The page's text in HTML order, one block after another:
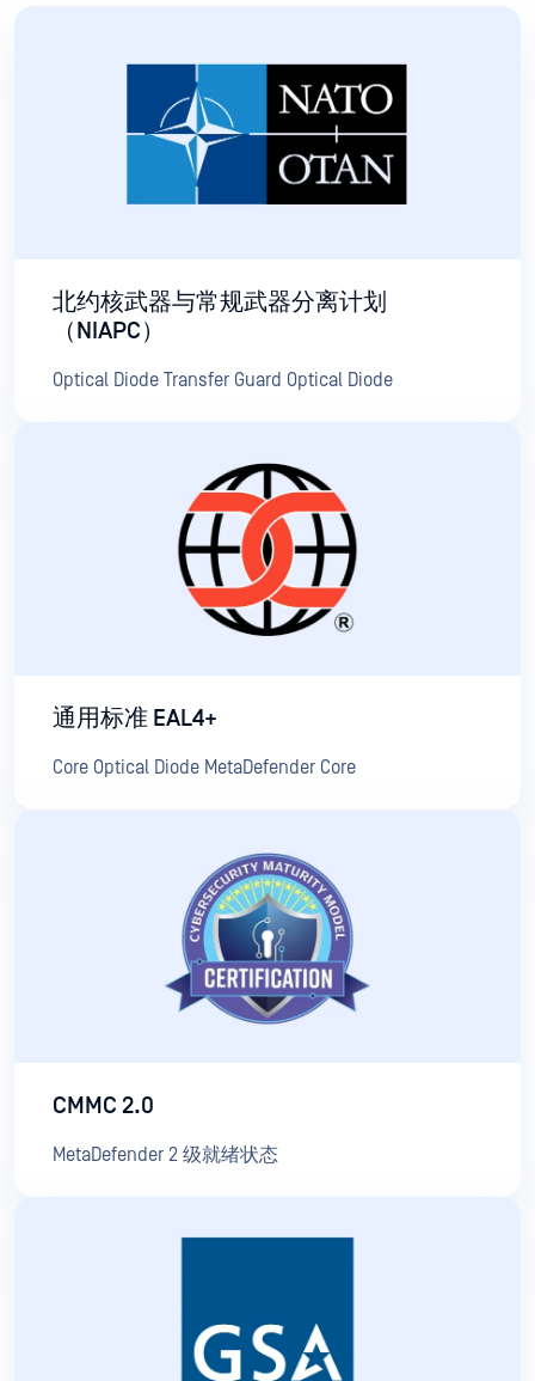
北约核武器与常规武器分离计划
（NIAPC）
Optical Diode Transfer Guard Optical Diode
通用标准 EAL4+
Core Optical Diode MetaDefender Core
CMMC 2.0
MetaDefender 2 级就绪状态